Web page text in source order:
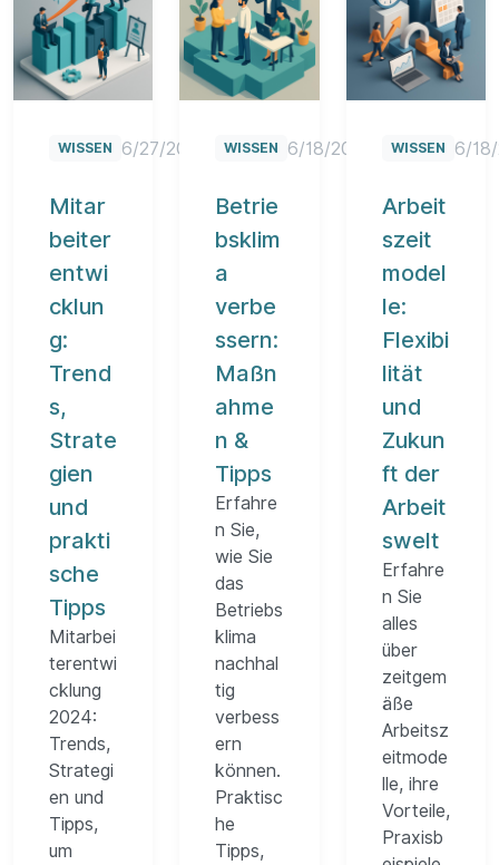
WISSEN 6/27/2025
Mitar
beiter
entwi
cklun
g:
Trend
s,
Strate
gien
und
prakti
sche
Tipps
Mitarbei
terentwi
cklung
2024:
Trends,
Strategi
en und
Tipps,
um
WISSEN 6/18/2025
Betrie
bsklim
a
verbe
ssern:
Maßn
ahme
n &
Tipps
Erfahre
n Sie,
wie Sie
das
Betriebs
klima
nachhal
tig
verbess
ern
können.
Praktisc
he
Tipps,
WISSEN 6/
Arbeit
szeit
model
le:
Flexibi
lität
und
Zukun
ft der
Arbeit
swelt
Erfahre
n Sie
alles
über
zeitgem
äße
Arbeitsz
eitmode
lle, ihre
Vorteile,
Praxisb